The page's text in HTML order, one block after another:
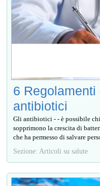
6
antibiotici
Gli antibiotici - - è possibile
sopprimono la crescita di
che ha permesso di salvare
Sezione: Articoli su salute